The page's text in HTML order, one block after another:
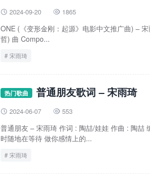
 2024-09-20  1865
ONE (《变形金刚：起源》电影中文推广曲) –
哲) 曲 Compo...
宋雨琦
热门歌曲 普通朋友歌词 – 宋雨琦
 2024-06-07  553
普通朋友 – 宋雨琦 作词 : 陶喆/娃娃 作曲 : 陶喆
时随地在等待 做你感情上的...
宋雨琦